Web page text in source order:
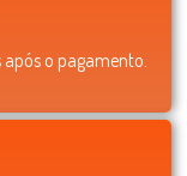
o pagamento.